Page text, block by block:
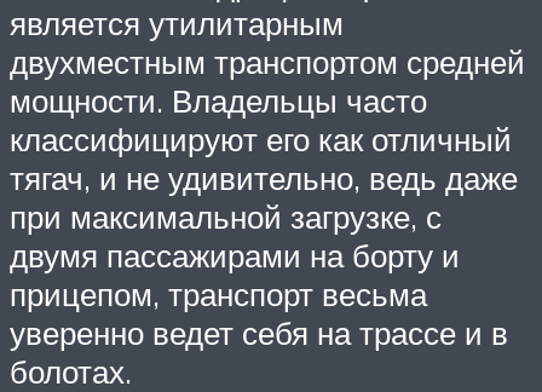
является утилитарным
двухместным транспортом средней
мощности. Владельцы часто
классифицируют его как отличный
тягач, и не удивительно, ведь даже
при максимальной загрузке, с
двумя пассажирами на борту и
прицепом, транспорт весьма
уверенно ведет себя на трассе и в
болотах.